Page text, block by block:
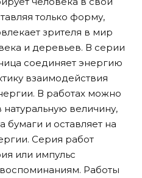
только форму,
зрителя в мир
и деревьев. В серии
соединяет энергию
взаимодействия
В работах можно
натуральную величину,
бумаги и оставляет на
Серия работ
или импульс
Работы